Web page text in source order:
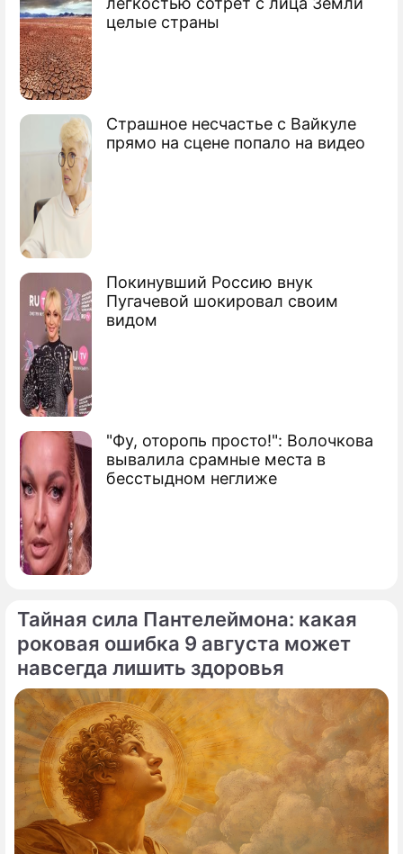
целые страны
Страшное несчастье с Вайкуле
прямо на сцене попало на видео
Покинувший Россию внук
Пугачевой шокировал своим
видом
"Фу, оторопь просто!": Волочкова
вывалила срамные места в
бесстыдном неглиже
День знаний 2024 в Москве:
развлечения и активности на форуме-
фестивале "Москва 2030"
Экспозиция "Эволюция" в "Музеоне"
приглашает совершить путешествие
сквозь время
Тайная сила Пантелеймона: какая
роковая ошибка 9 августа может
навсегда лишить здоровья